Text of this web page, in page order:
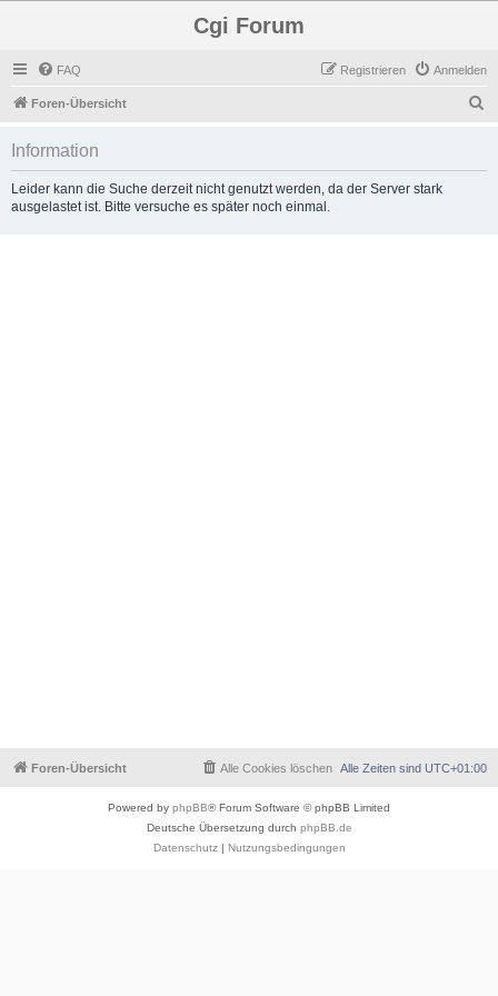
Cgi Forum
FAQ Anmelden
Registrieren
Foren-Übersicht
Information
Leider kann die Suche derzeit nicht genutzt werden, da der Server stark
ausgelastet ist. Bitte versuche es später noch einmal.
Foren-Übersicht Alle Zeiten sind UTC+01:00
Alle Cookies löschen
Powered by phpBB® Forum Software © phpBB Limited
Deutsche Übersetzung durch phpBB.de
Datenschutz| Nutzungsbedingungen